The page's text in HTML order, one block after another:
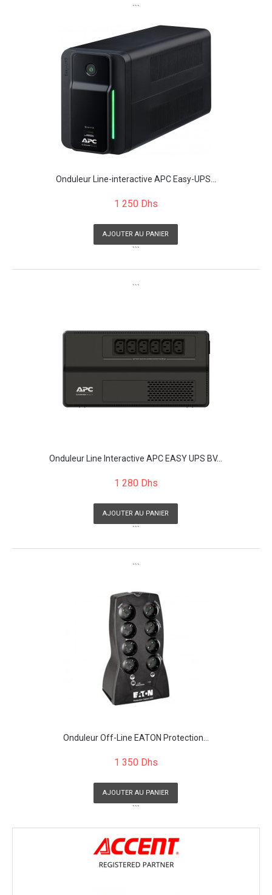
```
Onduleur Line-interactive APC Easy-UPS...
1 250 Dhs
AJOUTER AU PANIER
```
```
Onduleur Line Interactive APC EASY UPS BV...
1 280 Dhs
AJOUTER AU PANIER
```
```
Onduleur Off-Line EATON Protection...
1 350 Dhs
AJOUTER AU PANIER
```